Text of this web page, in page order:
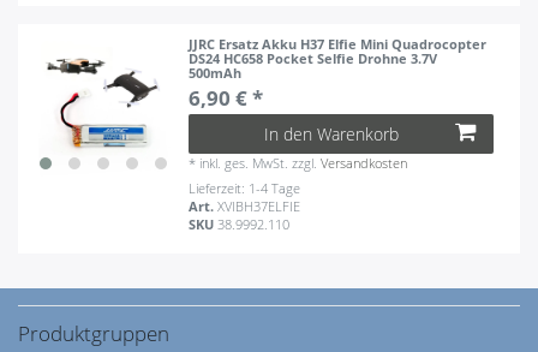
JJRC Ersatz Akku H37 Elfie Mini Quadrocopter
DS24 HC658 Pocket Selfie Drohne 3.7V
500mAh
6,90 € *
In den Warenkorb
* inkl. ges. MwSt. zzgl.Versandkosten
Lieferzeit: 1-4 Tage
Art.XVIBH37ELFIE
SKU 38.9992.110
Produktgruppen